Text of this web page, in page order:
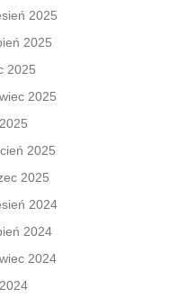
2025
2025
2025
2025
2025
2025
2024
2024
2024